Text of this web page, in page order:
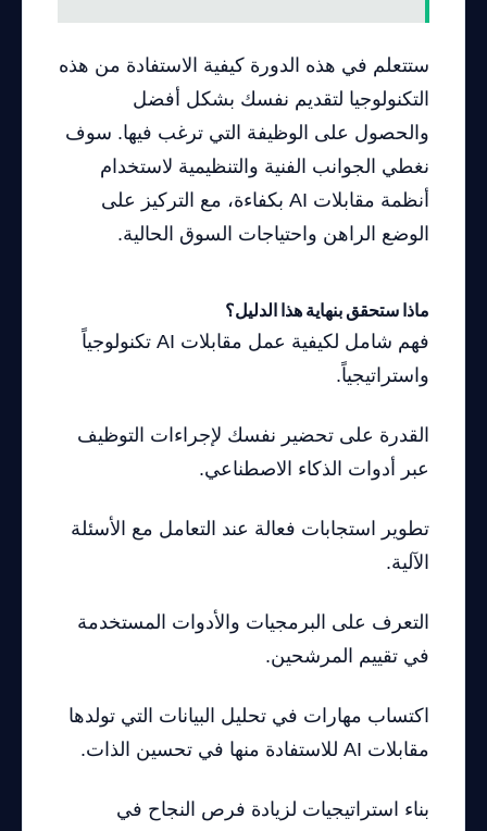
ستتعلم في هذه الدورة كيفية الاستفادة من هذه
التكنولوجيا لتقديم نفسك بشكل أفضل
والحصول على الوظيفة التي ترغب فيها. سوف
نغطي الجوانب الفنية والتنظيمية لاستخدام
أنظمة مقابلات AI بكفاءة، مع التركيز على
الوضع الراهن واحتياجات السوق الحالية.
ماذا ستحقق بنهاية هذا الدليل؟
فهم شامل لكيفية عمل مقابلات AI تكنولوجياً
واستراتيجياً.
القدرة على تحضير نفسك لإجراءات التوظيف
عبر أدوات الذكاء الاصطناعي.
تطوير استجابات فعالة عند التعامل مع الأسئلة
الآلية.
التعرف على البرمجيات والأدوات المستخدمة
في تقييم المرشحين.
اكتساب مهارات في تحليل البيانات التي تولدها
مقابلات AI للاستفادة منها في تحسين الذات.
بناء استراتيجيات لزيادة فرص النجاح في